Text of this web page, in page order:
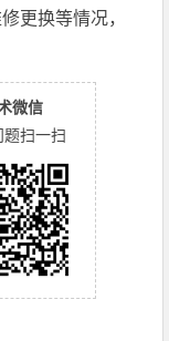
更换等情况，
微信
题扫一扫